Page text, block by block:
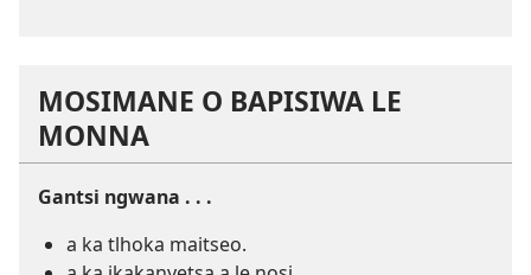
MOSIMANE O BAPISIWA LE
MONNA
Gantsi ngwana . . .
a ka tlhoka maitseo.